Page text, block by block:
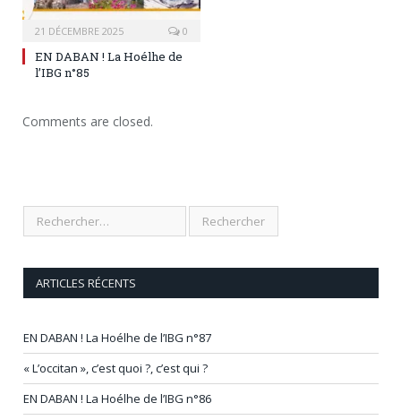
21 DÉCEMBRE 2025 0
EN DABAN ! La Hoélhe de
l’IBG n°85
Comments are closed.
ARTICLES RÉCENTS
EN DABAN ! La Hoélhe de l’IBG n°87
« L’occitan », c’est quoi ?, c’est qui ?
EN DABAN ! La Hoélhe de l’IBG n°86